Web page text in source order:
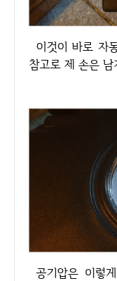
이것이 바로 자동 공기 펌프! 크기는 이 정도입니다.
참고로 제 손은
공기압은 이렇게 아날로그로 표시됩니다. 빨간색을